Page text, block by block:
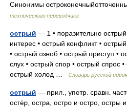
Синонимы
технического переводчика
острый — 1 • поразительно
интерес • острый конфликт •
• острый озноб • острый приступ •
слух • острый спор • острый спрос
острый холод …
Словарь русской
острый — прил., употр. сравн.
остёр, остра, остро и остро, остры